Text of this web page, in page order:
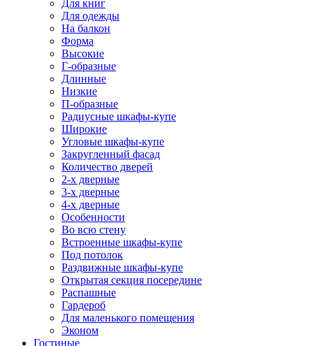
Для книг
Для одежды
На балкон
Форма
Высокие
Г-образные
Длинные
Низкие
П-образные
Радиусные шкафы-купе
Широкие
Угловые шкафы-купе
Закругленный фасад
Количество дверей
2-х дверные
3-х дверные
4-х дверные
Особенности
Во всю стену
Встроенные шкафы-купе
Под потолок
Раздвижные шкафы-купе
Открытая секция посередине
Распашные
Гардероб
Для маленького помещения
Эконом
Гостиные